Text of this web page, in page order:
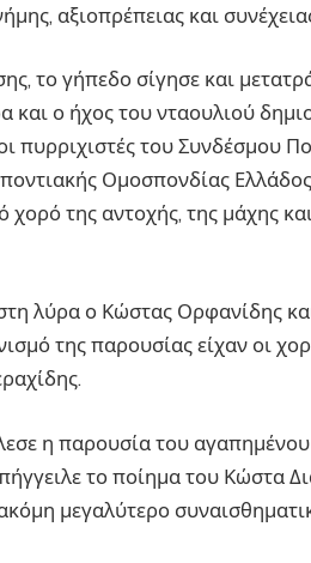
αξιοπρέπειας και
το γήπεδο σίγησε και
και ο ήχος του νταουλιού
πυρριχιστές του Συνδέσμου
Ομοσπονδίας
χορό της αντοχής, της μάχης
λύρα ο Κώστας Ορφανίδης
της παρουσίας είχαν οι
η παρουσία του
το ποίημα του Κώστα
μεγαλύτερο